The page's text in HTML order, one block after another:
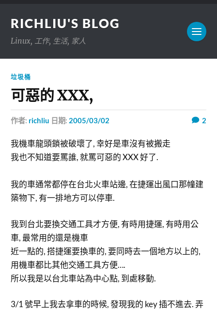
RICHLIU'S BLOG
Linux, 工作, 生活, 家人
垃圾桶
可惡的 XXX,
作者: richliu 日期: 2005/03/02 2
我機車龍頭鎖被破壞了, 幸好是車沒有被搬走
我也不知道要罵誰, 就罵可惡的 XXX 好了.
我的車通常都停在台北火車站邊, 在捷運出風口那幢建
築物下, 有一排地方可以停車.
我到台北要換交通工具才方便, 有時用捷運, 有時用公
車, 最常用的還是機車
近一點的, 搭捷運要換車的, 要同時去一個地方以上的,
用機車都比其他交通工具方便….
所以我是以台北車站為中心點, 到處移動.
3/1 號早上我去拿車的時候, 發現我的 key 插不進去. 弄